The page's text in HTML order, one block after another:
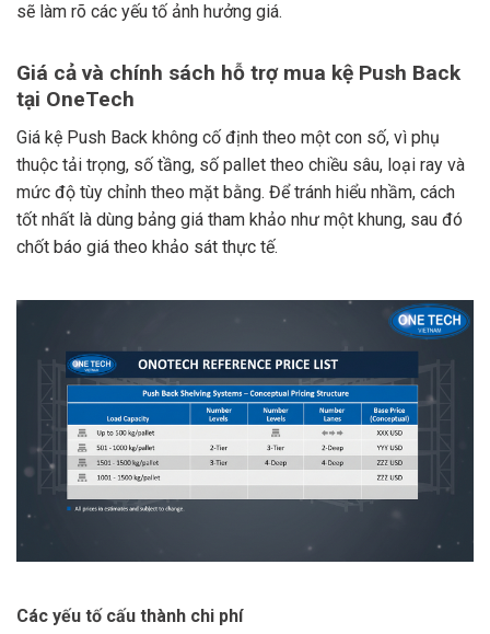
sẽ làm rõ các yếu tố ảnh hưởng giá.
Giá cả và chính sách hỗ trợ mua kệ Push Back
tại OneTech
Giá kệ Push Back không cố định theo một con số, vì phụ
thuộc tải trọng, số tầng, số pallet theo chiều sâu, loại ray và
mức độ tùy chỉnh theo mặt bằng. Để tránh hiểu nhầm, cách
tốt nhất là dùng bảng giá tham khảo như một khung, sau đó
chốt báo giá theo khảo sát thực tế.
Các yếu tố cấu thành chi phí